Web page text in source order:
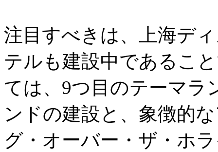
注目すべきは、上海デ
テルも建設中であるこ
ては、9つ目のテーマラ
ンドの建設と、象徴的
グ・オーバー・ザ・ホ